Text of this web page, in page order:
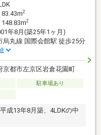
83.43m2
148.83m2
年8月(築25年1ヶ月)
烏丸線 国際会館駅 徒歩25分
京都市左京区岩倉花園町
駐車場あり
成13年8月築、4LDKの中